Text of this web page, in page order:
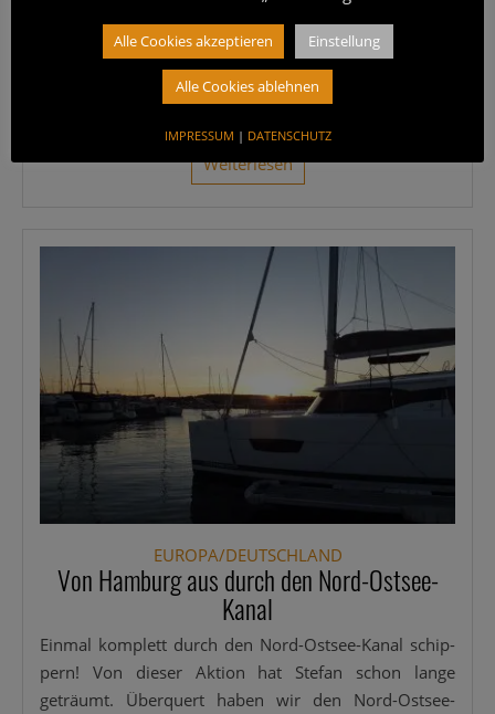
Kre­ta gehört mit ca. 300 Tagen Son­nen­schein im Jahr
nicht nur zu den son­nigs­ten Inseln im Mit­tel­meer, son­
dern auch zu den größ­ten. Die Insel ist von Wes­ten
Wei­ter­le­sen
EUROPA/DEUTSCHLAND
Von Hamburg aus durch den Nord-Ostsee-
Kanal
Ein­mal kom­plett durch den Nord-Ost­­see-Kanal schip­
pern! Von die­ser Akti­on hat Ste­fan schon lan­ge
geträumt. Über­quert haben wir den Nord-Ost­­see-
Alle Cookies akzeptieren Einstellung
Alle Cookies ablehnen
IMPRESSUM | DATENSCHUTZ